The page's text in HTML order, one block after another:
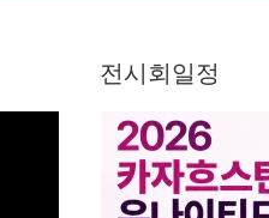
전시회일정